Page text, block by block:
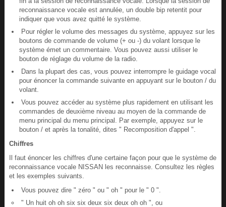
reconnaissance vocale est annulée, un double bip retentit pour
indiquer que vous avez quitté le système.
Pour régler le volume des messages du système, appuyez sur les
boutons de commande de volume (+ ou -) du volant lorsque le
système émet un commentaire. Vous pouvez aussi utiliser le
bouton de réglage du volume de la radio.
Dans la plupart des cas, vous pouvez interrompre le guidage vocal
pour énoncer la commande suivante en appuyant sur le bouton / du
volant.
Vous pouvez accéder au système plus rapidement en utilisant les
commandes de deuxième niveau au moyen de la commande de
menu principal du menu principal. Par exemple, appuyez sur le
bouton / et après la tonalité, dites " Recomposition d'appel ".
Chiffres
Il faut énoncer les chiffres d'une certaine façon pour que le système de
reconnaissance vocale NISSAN les reconnaisse. Consultez les règles
et les exemples suivants.
Vous pouvez dire " zéro " ou " oh " pour le " 0 ".
" Un huit oh oh six six deux six deux oh oh ", ou